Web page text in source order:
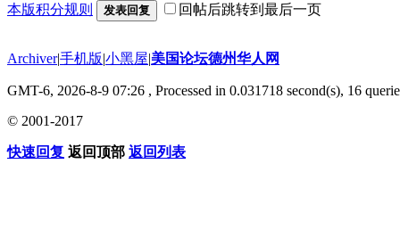
本版积分规则 发表回复 回帖后跳转到最后一页
Archiver|手机版|小黑屋|美国论坛德州华人网
GMT-6, 2026-8-9 07:26 , Processed in 0.031718 second(s), 16
© 2001-2017
快速回复 返回顶部 返回列表